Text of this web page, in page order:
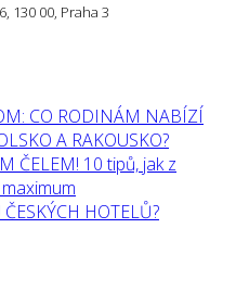
130 00, Praha 3
CO RODINÁM NABÍZÍ
A RAKOUSKO?
ČELEM! 10 tipů, jak z
HOTELŮ?